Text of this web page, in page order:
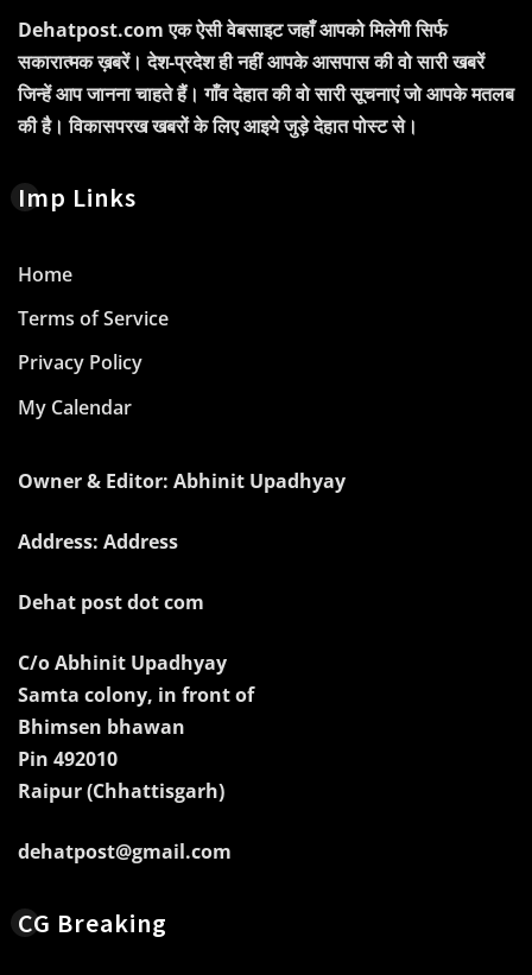
Dehatpost.com एक ऐसी वेबसाइट जहाँ आपको मिलेगी सिर्फ
सकारात्मक ख़बरें। देश-प्रदेश ही नहीं आपके आसपास की वो सारी खबरें
जिन्हें आप जानना चाहते हैं। गाँव देहात की वो सारी सूचनाएं जो आपके मतलब
की है। विकासपरख खबरों के लिए आइये जुड़े देहात पोस्ट से।
Imp Links
Home
Terms of Service
Privacy Policy
My Calendar
Owner & Editor: Abhinit Upadhyay
Address: Address
Dehat post dot com
C/o Abhinit Upadhyay
Samta colony, in front of
Bhimsen bhawan
Pin 492010
Raipur (Chhattisgarh)
dehatpost@gmail.com
CG Breaking